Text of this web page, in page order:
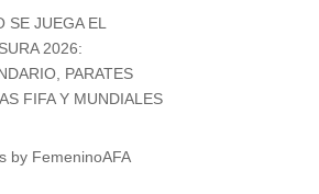
SE JUEGA EL
2026:
PARATES
FIFA Y MUNDIALES
by FemeninoAFA